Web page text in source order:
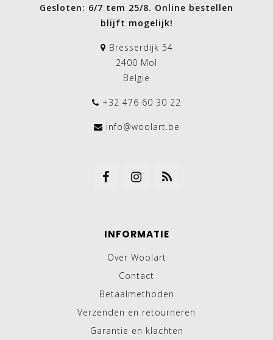
Gesloten: 6/7 tem 25/8. Online bestellen
blijft mogelijk!
Bresserdijk 54
2400 Mol
België
+32 476 60 30 22
info@woolart.be
INFORMATIE
Over Woolart
Contact
Betaalmethoden
Verzenden en retourneren
Garantie en klachten